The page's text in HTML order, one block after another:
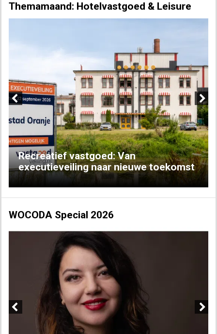
Themamaand: Hotelvastgoed & Leisure
Recreatief vastgoed: Van
executieveiling naar nieuwe toekomst
Next
WOCODA Special 2026